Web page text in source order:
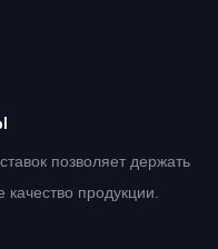
позволяет держать
продукции.